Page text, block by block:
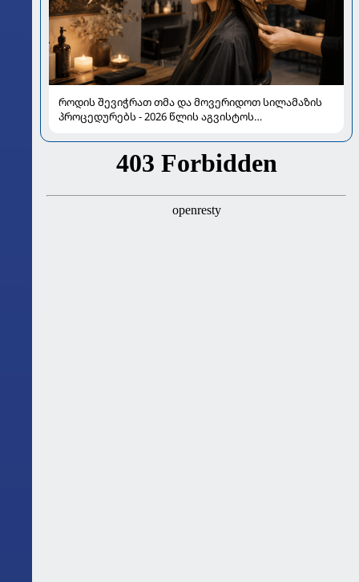
როდის შევიჭრათ თმა და მოვერიდოთ სილამაზის
პროცედურებს - 2026 წლის აგვისტოს